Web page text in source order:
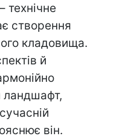
технічне
створення
кладовища.
й
ландшафт,
він.